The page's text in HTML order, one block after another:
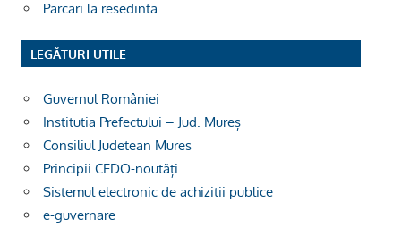
Parcari la resedinta
LEGĂTURI UTILE
Guvernul României
Institutia Prefectului – Jud. Mureș
Consiliul Judetean Mures
Principii CEDO-noutăți
Sistemul electronic de achizitii publice
e-guvernare